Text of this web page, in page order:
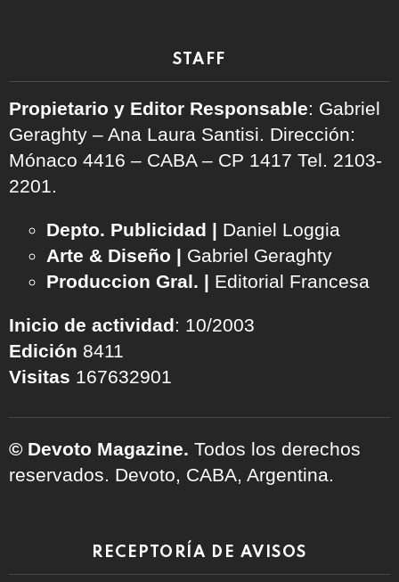
STAFF
Propietario y Editor Responsable: Gabriel
Geraghty – Ana Laura Santisi. Dirección:
Mónaco 4416 – CABA – CP 1417 Tel. 2103-
2201.
Depto. Publicidad | Daniel Loggia
Arte & Diseño | Gabriel Geraghty
Produccion Gral. | Editorial Francesa
Inicio de actividad: 10/2003
Edición 8411
Visitas 167632901
© Devoto Magazine. Todos los derechos
reservados. Devoto, CABA, Argentina.
RECEPTORÍA DE AVISOS